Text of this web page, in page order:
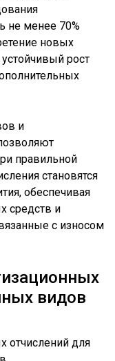
не менее 70%
новых
рост
и
правильной
становятся
обеспечивая
средств и
с износом
видов